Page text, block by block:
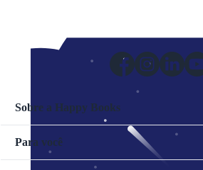
Sobre a Happy Books
Para você